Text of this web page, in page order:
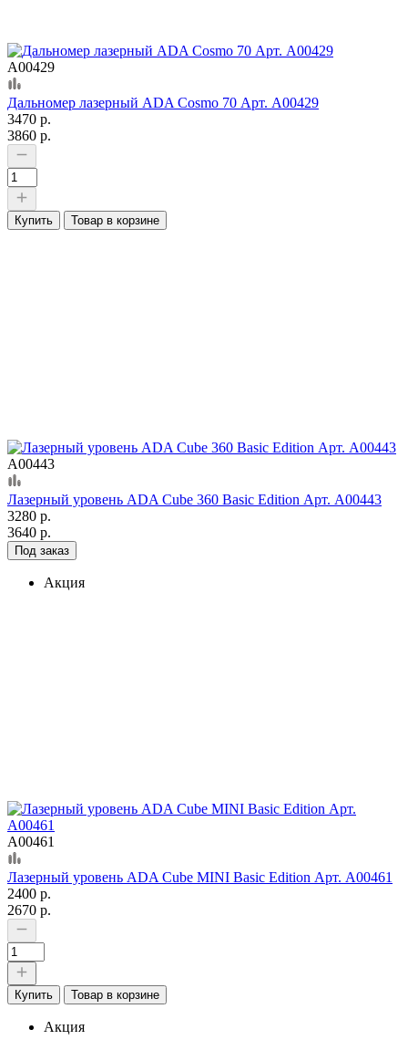
А00429
Дальномер лазерный ADA Cosmo 70 Арт. А00429
3470 р.
3860 р.
Купить Товар в корзине
А00443
Лазерный уровень ADA Cube 360 Basic Edition Арт. А00443
3280 р.
3640 р.
Под заказ
Акция
А00461
Лазерный уровень ADA Cube MINI Basic Edition Арт. А00461
2400 р.
2670 р.
Купить Товар в корзине
Акция